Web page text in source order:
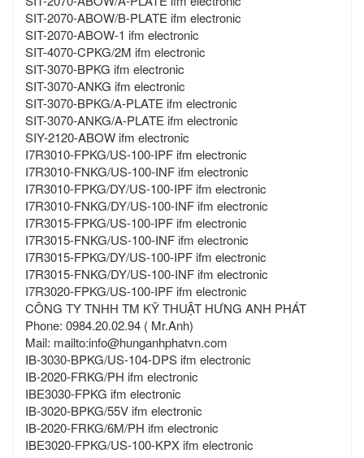
SIT-2070-ABOW/B-PLATE ifm electronic
SIT-2070-ABOW-1 ifm electronic
SIT-4070-CPKG/2M ifm electronic
SIT-3070-BPKG ifm electronic
SIT-3070-ANKG ifm electronic
SIT-3070-BPKG/A-PLATE ifm electronic
SIT-3070-ANKG/A-PLATE ifm electronic
SIY-2120-ABOW ifm electronic
I7R3010-FPKG/US-100-IPF ifm electronic
I7R3010-FNKG/US-100-INF ifm electronic
I7R3010-FPKG/DY/US-100-IPF ifm electronic
I7R3010-FNKG/DY/US-100-INF ifm electronic
I7R3015-FPKG/US-100-IPF ifm electronic
I7R3015-FNKG/US-100-INF ifm electronic
I7R3015-FPKG/DY/US-100-IPF ifm electronic
I7R3015-FNKG/DY/US-100-INF ifm electronic
I7R3020-FPKG/US-100-IPF ifm electronic
CÔNG TY TNHH TM KỸ THUẬT HƯNG ANH PHÁT
Phone: 0984.20.02.94 ( Mr.Anh)
Mail: mailto:info@hunganhphatvn.com
IB-3030-BPKG/US-104-DPS ifm electronic
IB-2020-FRKG/PH ifm electronic
IBE3030-FPKG ifm electronic
IB-3020-BPKG/55V ifm electronic
IB-2020-FRKG/6M/PH ifm electronic
IBE3020-FPKG/US-100-KPX ifm electronic